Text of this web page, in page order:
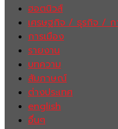
ฮอตนิวส์
เศรษฐกิจ / ธุรกิจ / ก
การเมือง
รายงาน
บทความ
สัมภาษณ์
ต่างประเทศ
english
อื่นๆ